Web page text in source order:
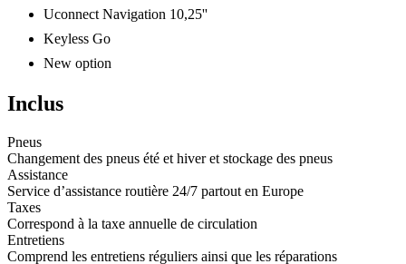
Uconnect Navigation 10,25''
Keyless Go
New option
Inclus
Pneus
Changement des pneus été et hiver et stockage des pneus
Assistance
Service d’assistance routière 24/7 partout en Europe
Taxes
Correspond à la taxe annuelle de circulation
Entretiens
Comprend les entretiens réguliers ainsi que les réparations